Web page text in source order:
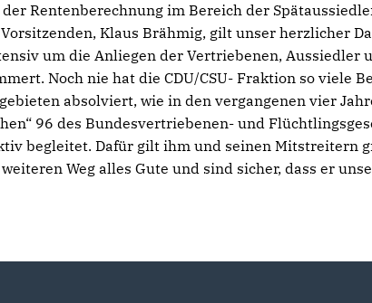
Rentenberechnung im Bereich der
Klaus Brähmig, gilt unser herzlicher
um die Anliegen der Vertriebenen, Aussiedler
Noch nie hat die CDU/CSU- Fraktion so viele
absolviert, wie in den vergangenen vier
96 des Bundesvertriebenen- und
begleitet. Dafür gilt ihm und seinen Mitstreitern
Weg alles Gute und sind sicher, dass er